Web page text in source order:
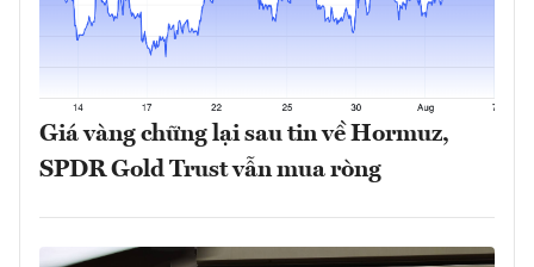
Giá vàng chững lại sau tin về Hormuz,
SPDR Gold Trust vẫn mua ròng